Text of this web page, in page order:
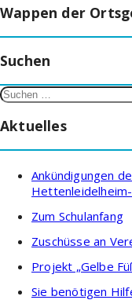
Wappen der
Suchen
Suchen
nach:
Aktuelles
Ankündigungen
Zum Schulanfang
Zuschüsse an
Projekt „Gelbe
Sie benötigen